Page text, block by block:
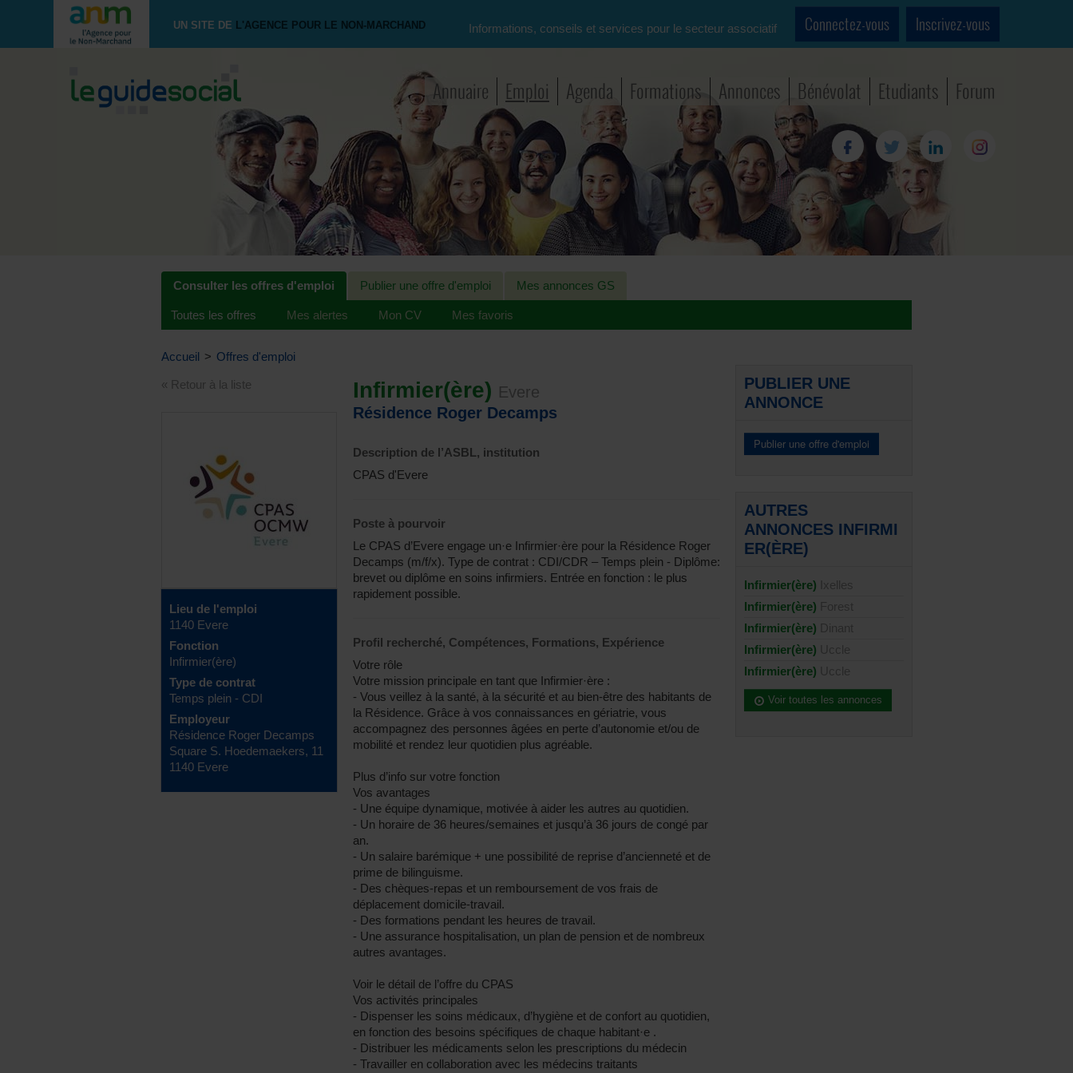
UN SITE DE L'AGENCE POUR LE NON-MARCHAND Informations, conseils et services pour le secteur associatif Connectez-vous Inscrivez-vous
Annuaire Emploi Agenda Formations Annonces Bénévolat Etudiants Forum
Consulter les offres d'emploi Publier une offre d'emploi Mes annonces GS
Toutes les offres Mes alertes Mon CV Mes favoris
Accueil > Offres d'emploi
« Retour à la liste
Lieu de l'emploi
1140 Evere
Fonction
Infirmier(ère)
Type de contrat
Temps plein - CDI
Employeur
Résidence Roger Decamps
Square S. Hoedemaekers, 11
1140 Evere
Infirmier(ère) Evere
Résidence Roger Decamps
Description de l’ASBL, institution
CPAS d'Evere
Poste à pourvoir
Le CPAS d’Evere engage un·e Infirmier·ère pour la Résidence Roger
Decamps (m/f/x). Type de contrat : CDI/CDR – Temps plein - Diplôme:
brevet ou diplôme en soins infirmiers. Entrée en fonction : le plus
rapidement possible.
Profil recherché, Compétences, Formations, Expérience
Votre rôle
Votre mission principale en tant que Infirmier·ère :
- Vous veillez à la santé, à la sécurité et au bien-être des habitants de
la Résidence. Grâce à vos connaissances en gériatrie, vous
accompagnez des personnes âgées en perte d’autonomie et/ou de
mobilité et rendez leur quotidien plus agréable.
Plus d’info sur votre fonction
Vos avantages
- Une équipe dynamique, motivée à aider les autres au quotidien.
- Un horaire de 36 heures/semaines et jusqu’à 36 jours de congé par
an.
- Un salaire barémique + une possibilité de reprise d’ancienneté et de
prime de bilinguisme.
- Des chèques-repas et un remboursement de vos frais de
déplacement domicile-travail.
- Des formations pendant les heures de travail.
- Une assurance hospitalisation, un plan de pension et de nombreux
autres avantages.
Voir le détail de l’offre du CPAS
Vos activités principales
- Dispenser les soins médicaux, d’hygiène et de confort au quotidien,
en fonction des besoins spécifiques de chaque habitant·e .
- Distribuer les médicaments selon les prescriptions du médecin
- Travailler en collaboration avec les médecins traitants
PUBLIER UNE
ANNONCE
AUTRES
ANNONCES INFIRMI
ER(ÈRE)
Infirmier(ère)
Infirmier(ère)
Infirmier(ère)
Infirmier(ère)
Infirmier(ère)
Voir toutes les annonces